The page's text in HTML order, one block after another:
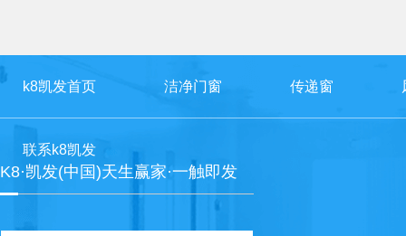
k8凯发首页 洁净门窗 传递窗
联系k8凯发
K8·凯发(中国)天生赢家·一触即发